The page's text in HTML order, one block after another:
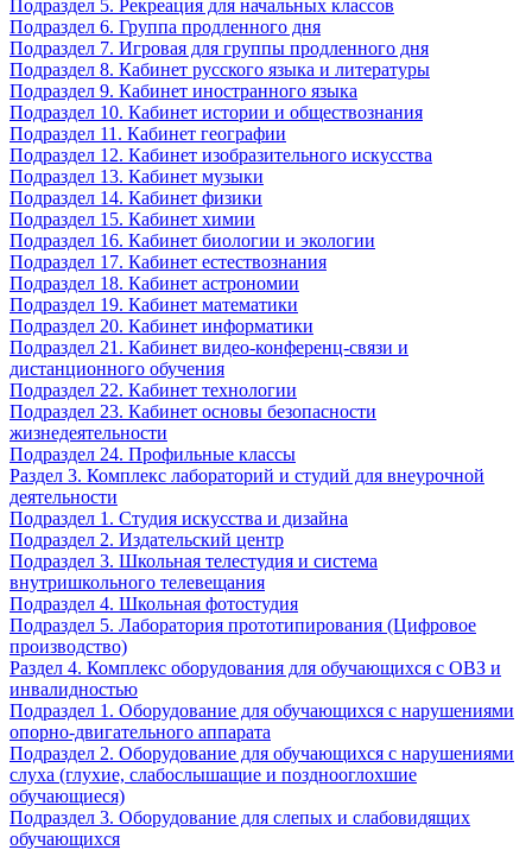
Подраздел 5. Рекреация для начальных классов
Подраздел 6. Группа продленного дня
Подраздел 7. Игровая для группы продленного дня
Подраздел 8. Кабинет русского языка и литературы
Подраздел 9. Кабинет иностранного языка
Подраздел 10. Кабинет истории и обществознания
Подраздел 11. Кабинет географии
Подраздел 12. Кабинет изобразительного искусства
Подраздел 13. Кабинет музыки
Подраздел 14. Кабинет физики
Подраздел 15. Кабинет химии
Подраздел 16. Кабинет биологии и экологии
Подраздел 17. Кабинет естествознания
Подраздел 18. Кабинет астрономии
Подраздел 19. Кабинет математики
Подраздел 20. Кабинет информатики
Подраздел 21. Кабинет видео-конференц-связи и
дистанционного обучения
Подраздел 22. Кабинет технологии
Подраздел 23. Кабинет основы безопасности
жизнедеятельности
Подраздел 24. Профильные классы
Раздел 3. Комплекс лабораторий и студий для внеурочной
деятельности
Подраздел 1. Студия искусства и дизайна
Подраздел 2. Издательский центр
Подраздел 3. Школьная телестудия и система
внутришкольного телевещания
Подраздел 4. Школьная фотостудия
Подраздел 5. Лаборатория прототипирования (Цифровое
производство)
Раздел 4. Комплекс оборудования для обучающихся с ОВЗ и
инвалидностью
Подраздел 1. Оборудование для обучающихся с нарушениями
опорно-двигательного аппарата
Подраздел 2. Оборудование для обучающихся с нарушениями
слуха (глухие, слабослышащие и позднооглохшие
обучающиеся)
Подраздел 3. Оборудование для слепых и слабовидящих
обучающихся